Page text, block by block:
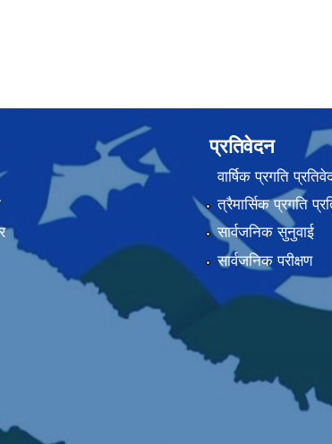
प्रतिवेदन
वार्षिक प्रगति
त्रैमार्सिक प्रगति
सार्वजनिक सुनुवाई
सार्वजनिक परीक्षण